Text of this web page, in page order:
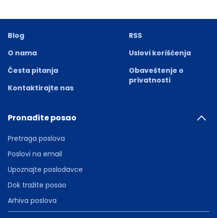
Blog
O nama
Česta pitanja
Kontaktirajte nas
RSS
Uslovi korišćenja
Obaveštenje o
privatnosti
Pronađite posao
Pretraga poslova
Poslovi na email
Upoznajte poslodavce
Dok tražite posao
Arhiva poslova